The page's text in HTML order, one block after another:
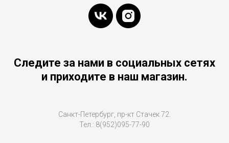
Следите за нами в социальных сетях
и приходите в наш магазин.
Санкт-Петербург, пр-кт Стачек 72.
Тел.: 8(952)095-77-90